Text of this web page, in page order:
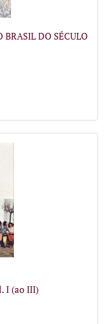
BRASIL DO SÉCULO
I (ao III)